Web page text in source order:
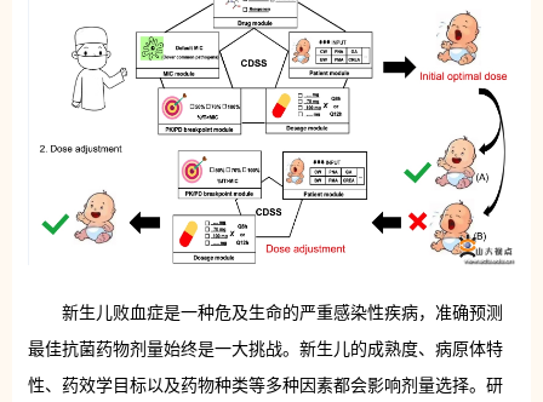
新生儿败血症是一种危及生命的严重感染性疾病，准确预测
最佳抗菌药物剂量始终是一大挑战。新生儿的成熟度、病原体特
性、药效学目标以及药物种类等多种因素都会影响剂量选择。研